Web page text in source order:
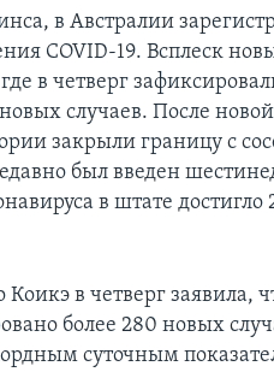
в Австралии
COVID-19. Всплеск
в четверг
случаев. После
закрыли границу с
был введен
в штате достигло
в четверг заявила,
более 280 новых
суточным